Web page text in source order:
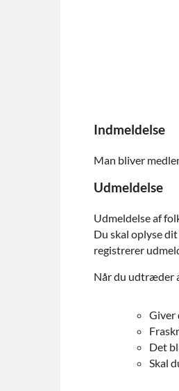
Indmeldelse
Man bliver
Udmeldelse
Udmeldelse af
Du skal oplyse
registrerer
Når du udtræder
Giver
Det
Skal